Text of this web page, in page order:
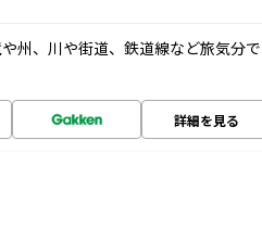
州、川や街道、鉄道線など旅気分で
詳細を見る